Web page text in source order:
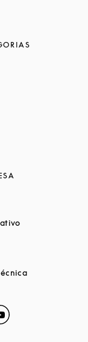
in New Tab
Link Opens in
Link Opens in
New Tabin New Tab
Link Opens in